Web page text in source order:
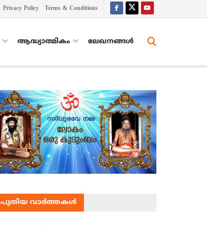
Privacy Policy Terms & Conditions
ആദ്ധ്യാത്മികം ലേഖനങ്ങള്‍
പുതിയ വാർത്തകൾ